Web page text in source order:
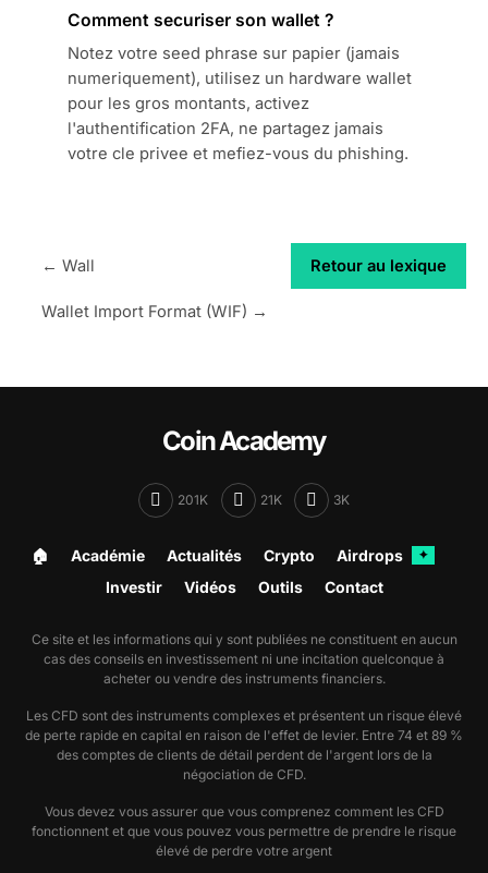
Comment securiser son wallet ?
Notez votre seed phrase sur papier (jamais
numeriquement), utilisez un hardware wallet
pour les gros montants, activez
l'authentification 2FA, ne partagez jamais
votre cle privee et mefiez-vous du phishing.
← Wall Retour au lexique
Wallet Import Format (WIF) →
Coin Academy
201K 21K 3K
🏠︎ Académie Actualités Crypto Airdrops ✦
Investir Vidéos Outils Contact
Ce site et les informations qui y sont publiées ne constituent en aucun
cas des conseils en investissement ni une incitation quelconque à
acheter ou vendre des instruments financiers.
Les CFD sont des instruments complexes et présentent un risque élevé
de perte rapide en capital en raison de l'effet de levier. Entre 74 et 89 %
des comptes de clients de détail perdent de l'argent lors de la
négociation de CFD.
Vous devez vous assurer que vous comprenez comment les CFD
fonctionnent et que vous pouvez vous permettre de prendre le risque
élevé de perdre votre argent